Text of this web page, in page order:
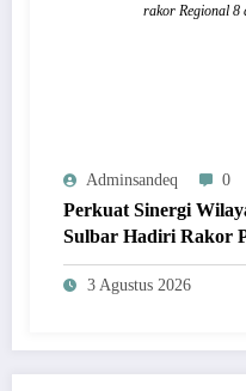
rakor Regional 8
Adminsandeq 0
Perkuat Sinergi
Sulbar Hadiri Rakor
Regional 8 di
3 Agustus 2026